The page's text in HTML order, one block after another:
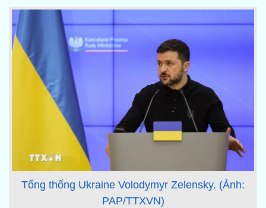
Tổng thống Ukraine Volodymyr Zelensky. (Ảnh:
PAP/TTXVN)